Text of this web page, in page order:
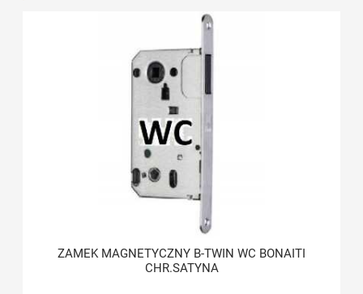
ZAMEK MAGNETYCZNY B-TWIN WC BONAITI
CHR.SATYNA